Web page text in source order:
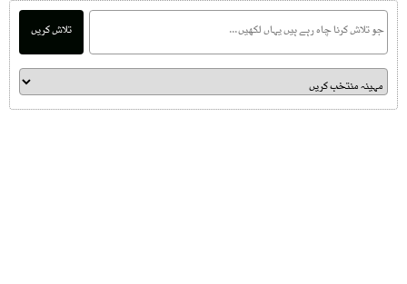
تلاش کریں